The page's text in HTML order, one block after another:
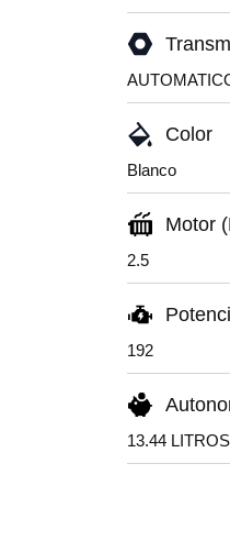
Color
Blanco
Motor
2.5
192
13.44 LITROS